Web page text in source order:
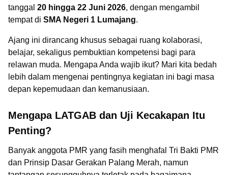
tanggal 20 hingga 22 Juni 2026, dengan mengambil
tempat di SMA Negeri 1 Lumajang.
Ajang ini dirancang khusus sebagai ruang kolaborasi,
belajar, sekaligus pembuktian kompetensi bagi para
relawan muda. Mengapa Anda wajib ikut? Mari kita bedah
lebih dalam mengenai pentingnya kegiatan ini bagi masa
depan kepemudaan dan kemanusiaan.
Mengapa LATGAB dan Uji Kecakapan Itu
Penting?
Banyak anggota PMR yang fasih menghafal Tri Bakti PMR
dan Prinsip Dasar Gerakan Palang Merah, namun